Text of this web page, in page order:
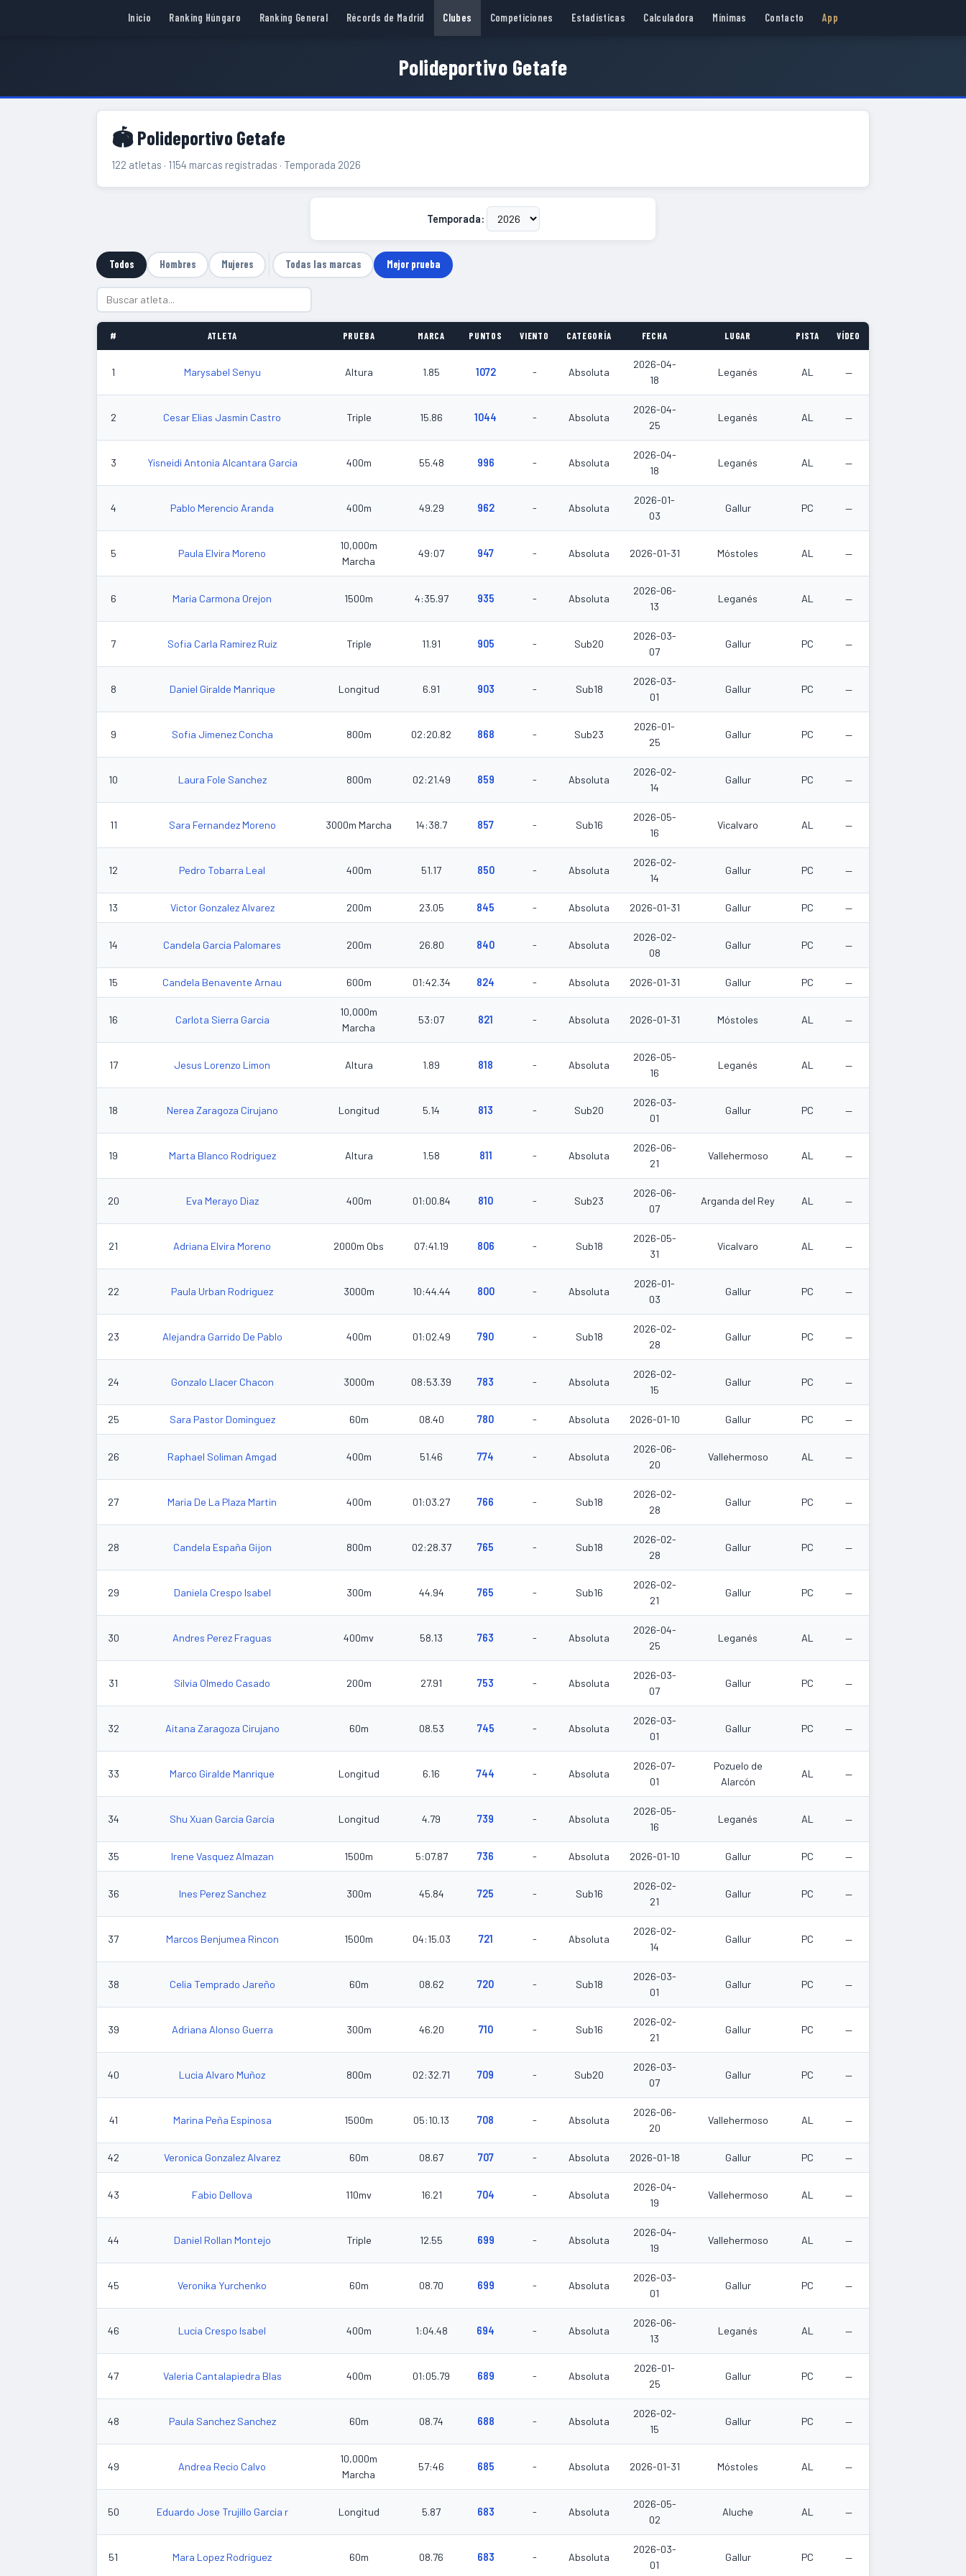
Inicio Ranking Húngaro Ranking General Récords de Madrid Clubes Competiciones Estadísticas Calculadora Mínimas Contacto App
Polideportivo Getafe
🏟 Polideportivo Getafe
122 atletas · 1154 marcas registradas · Temporada 2026
Temporada:
Todos Hombres Mujeres Todas las marcas Mejor prueba
# ATLETA PRUEBA MARCA PUNTOS VIENTO CATEGORÍA FECHA LUGAR PISTA VÍDEO
1 Marysabel Senyu Altura 1.85 1072 - Absoluta
2026-04-
18
Leganés AL —
2 Cesar Elias Jasmin Castro Triple 15.86 1044 - Absoluta
2026-04-
25
Leganés AL —
3 Yisneidi Antonia Alcantara Garcia 400m 55.48 996 - Absoluta
2026-04-
18
Leganés AL —
4 Pablo Merencio Aranda 400m 49.29 962 - Absoluta
2026-01-
03
Gallur PC —
5 Paula Elvira Moreno
10,000m
Marcha
49:07 947 - Absoluta 2026-01-31 Móstoles AL —
6 Maria Carmona Orejon 1500m 4:35.97 935 - Absoluta
2026-06-
13
Leganés AL —
7 Sofia Carla Ramirez Ruiz Triple 11.91 905 - Sub20
2026-03-
07
Gallur PC —
8 Daniel Giralde Manrique Longitud 6.91 903 - Sub18
2026-03-
01
Gallur PC —
9 Sofia Jimenez Concha 800m 02:20.82 868 - Sub23
2026-01-
25
Gallur PC —
10 Laura Fole Sanchez 800m 02:21.49 859 - Absoluta
2026-02-
14
Gallur PC —
11 Sara Fernandez Moreno 3000m Marcha 14:38.7 857 - Sub16
2026-05-
16
Vicalvaro AL —
12 Pedro Tobarra Leal 400m 51.17 850 - Absoluta
2026-02-
14
Gallur PC —
13 Victor Gonzalez Alvarez 200m 23.05 845 - Absoluta 2026-01-31 Gallur PC —
14 Candela Garcia Palomares 200m 26.80 840 - Absoluta
2026-02-
08
Gallur PC —
15 Candela Benavente Arnau 600m 01:42.34 824 - Absoluta 2026-01-31 Gallur PC —
16 Carlota Sierra Garcia
10,000m
Marcha
53:07 821 - Absoluta 2026-01-31 Móstoles AL —
17 Jesus Lorenzo Limon Altura 1.89 818 - Absoluta
2026-05-
16
Leganés AL —
18 Nerea Zaragoza Cirujano Longitud 5.14 813 - Sub20
2026-03-
01
Gallur PC —
19 Marta Blanco Rodriguez Altura 1.58 811 - Absoluta
2026-06-
21
Vallehermoso AL —
20 Eva Merayo Diaz 400m 01:00.84 810 - Sub23
2026-06-
07
Arganda del Rey AL —
21 Adriana Elvira Moreno 2000m Obs 07:41.19 806 - Sub18
2026-05-
31
Vicalvaro AL —
22 Paula Urban Rodriguez 3000m 10:44.44 800 - Absoluta
2026-01-
03
Gallur PC —
23 Alejandra Garrido De Pablo 400m 01:02.49 790 - Sub18
2026-02-
28
Gallur PC —
24 Gonzalo Llacer Chacon 3000m 08:53.39 783 - Absoluta
2026-02-
15
Gallur PC —
25 Sara Pastor Dominguez 60m 08.40 780 - Absoluta 2026-01-10 Gallur PC —
26 Raphael Soliman Amgad 400m 51.46 774 - Absoluta
2026-06-
20
Vallehermoso AL —
27 Maria De La Plaza Martin 400m 01:03.27 766 - Sub18
2026-02-
28
Gallur PC —
28 Candela España Gijon 800m 02:28.37 765 - Sub18
2026-02-
28
Gallur PC —
29 Daniela Crespo Isabel 300m 44.94 765 - Sub16
2026-02-
21
Gallur PC —
30 Andres Perez Fraguas 400mv 58.13 763 - Absoluta
2026-04-
25
Leganés AL —
31 Silvia Olmedo Casado 200m 27.91 753 - Absoluta
2026-03-
07
Gallur PC —
32 Aitana Zaragoza Cirujano 60m 08.53 745 - Absoluta
2026-03-
01
Gallur PC —
33 Marco Giralde Manrique Longitud 6.16 744 - Absoluta
2026-07-
01
Pozuelo de
Alarcón
AL —
34 Shu Xuan Garcia Garcia Longitud 4.79 739 - Absoluta
2026-05-
16
Leganés AL —
35 Irene Vasquez Almazan 1500m 5:07.87 736 - Absoluta 2026-01-10 Gallur PC —
36 Ines Perez Sanchez 300m 45.84 725 - Sub16
2026-02-
21
Gallur PC —
37 Marcos Benjumea Rincon 1500m 04:15.03 721 - Absoluta
2026-02-
14
Gallur PC —
38 Celia Temprado Jareño 60m 08.62 720 - Sub18
2026-03-
01
Gallur PC —
39 Adriana Alonso Guerra 300m 46.20 710 - Sub16
2026-02-
21
Gallur PC —
40 Lucia Alvaro Muñoz 800m 02:32.71 709 - Sub20
2026-03-
07
Gallur PC —
41 Marina Peña Espinosa 1500m 05:10.13 708 - Absoluta
2026-06-
20
Vallehermoso AL —
42 Veronica Gonzalez Alvarez 60m 08.67 707 - Absoluta 2026-01-18 Gallur PC —
43 Fabio Dellova 110mv 16.21 704 - Absoluta
2026-04-
19
Vallehermoso AL —
44 Daniel Rollan Montejo Triple 12.55 699 - Absoluta
2026-04-
19
Vallehermoso AL —
45 Veronika Yurchenko 60m 08.70 699 - Absoluta
2026-03-
01
Gallur PC —
46 Lucia Crespo Isabel 400m 1:04.48 694 - Absoluta
2026-06-
13
Leganés AL —
47 Valeria Cantalapiedra Blas 400m 01:05.79 689 - Absoluta
2026-01-
25
Gallur PC —
48 Paula Sanchez Sanchez 60m 08.74 688 - Absoluta
2026-02-
15
Gallur PC —
49 Andrea Recio Calvo
10,000m
Marcha
57:46 685 - Absoluta 2026-01-31 Móstoles AL —
50 Eduardo Jose Trujillo Garcia r Longitud 5.87 683 - Absoluta
2026-05-
02
Aluche AL —
51 Mara Lopez Rodriguez 60m 08.76 683 - Absoluta
2026-03-
01
Gallur PC —